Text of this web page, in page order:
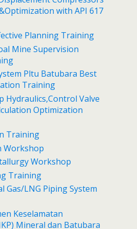
with API 617
Planning Training
Mine Supervision
Pltu Batubara Best
Training
Hydraulics,Control Valve
Optimization
Training
Workshop
Workshop
Training
Gas/LNG Piping System
Keselamatan
Mineral dan Batubara